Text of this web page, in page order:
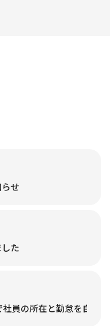
せ
た
員の所在と勤怠を自動